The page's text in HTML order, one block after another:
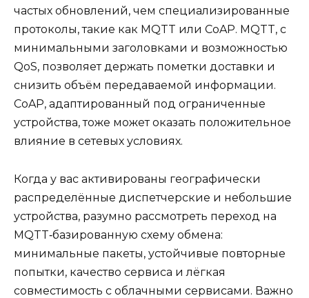
частых обновлений, чем специализированные
протоколы, такие как MQTT или CoAP. MQTT, с
минимальными заголовками и возможностью
QoS, позволяет держать пометки доставки и
снизить объём передаваемой информации.
CoAP, адаптированный под ограниченные
устройства, тоже может оказать положительное
влияние в сетевых условиях.
Когда у вас активированы географически
распределённые диспетчерские и небольшие
устройства, разумно рассмотреть переход на
MQTT‑базированную схему обмена:
минимальные пакеты, устойчивые повторные
попытки, качество сервиса и лёгкая
совместимость с облачными сервисами. Важно